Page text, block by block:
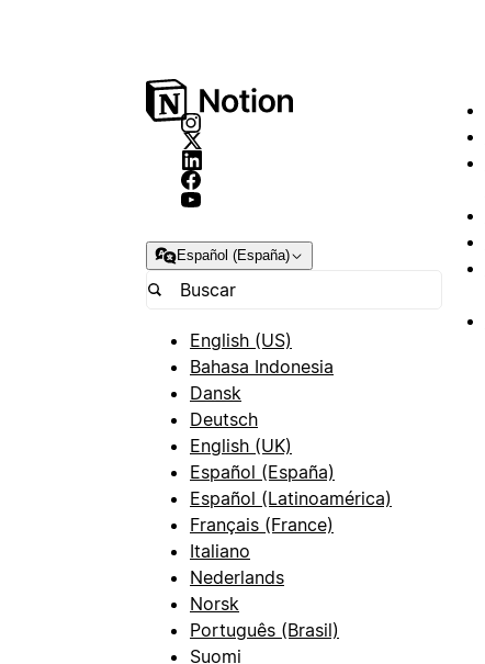
Español (España)
English (US)
Bahasa Indonesia
Dansk
Deutsch
English (UK)
Español (España)
Español (Latinoamérica)
Français (France)
Italiano
Nederlands
Norsk
Português (Brasil)
Suomi